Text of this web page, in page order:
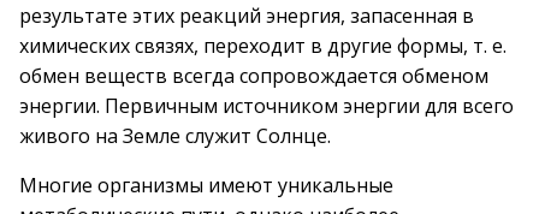
результате этих реакций энергия, запасенная в
химических связях, переходит в другие формы, т. е.
обмен веществ всегда сопровождается обменом
энергии. Первичным источником энергии для всего
живого на Земле служит Солнце.
Многие организмы имеют уникальные